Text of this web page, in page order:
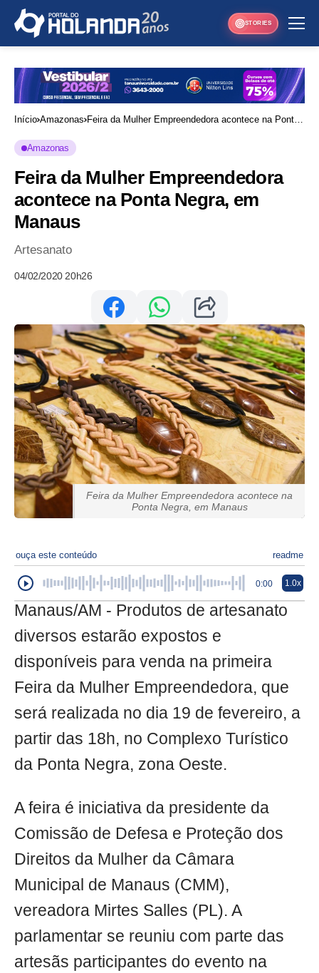
STORIES
Início Amazonas Feira da Mulher Empreendedora acontece na Ponta
Amazonas
Feira da Mulher Empreendedora
acontece na Ponta Negra, em
Manaus
Artesanato
04/02/2020 20h26
Feira da Mulher Empreendedora acontece na
Ponta Negra, em Manaus
ouça este conteúdo readme
0:00 1.0x
Manaus/AM - Produtos de artesanato
diversos estarão expostos e
disponíveis para venda na primeira
Feira da Mulher Empreendedora, que
será realizada no dia 19 de fevereiro, a
partir das 18h, no Complexo Turístico
da Ponta Negra, zona Oeste.
A feira é iniciativa da presidente da
Comissão de Defesa e Proteção dos
Direitos da Mulher da Câmara
Municipal de Manaus (CMM),
vereadora Mirtes Salles (PL). A
parlamentar se reuniu com parte das
artesãs participantes do evento na